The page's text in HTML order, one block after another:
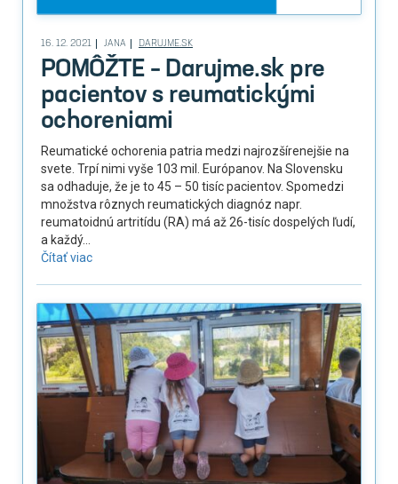
16. 12. 2021 JANA DARUJME.SK
POMÔŽTE – Darujme.sk pre
pacientov s reumatickými
ochoreniami
Reumatické ochorenia patria medzi najrozšírenejšie na
svete. Trpí nimi vyše 103 mil. Európanov. Na Slovensku
sa odhaduje, že je to 45 – 50 tisíc pacientov. Spomedzi
množstva rôznych reumatických diagnóz napr.
reumatoidnú artritídu (RA) má až 26-tisíc dospelých ľudí,
a každý...
Čítať viac